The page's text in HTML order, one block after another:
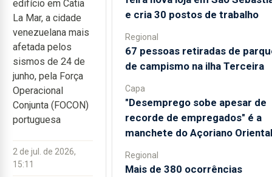
edifício em Catia
La Mar, a cidade
venezuelana mais
afetada pelos
sismos de 24 de
junho, pela Força
Operacional
Conjunta (FOCON)
portuguesa
2 de jul. de 2026,
15:11
e cria 30 postos de trabalho
Regional
67 pessoas retiradas de
de campismo na ilha Terceira
Capa
"Desemprego sobe apesar de
recorde de empregados" é a
manchete do Açoriano Oriental
Regional
Mais de 380 ocorrências